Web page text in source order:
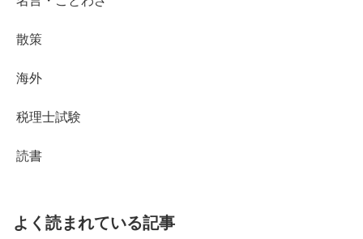
散策
海外
税理士試験
読書
よく読まれている記事